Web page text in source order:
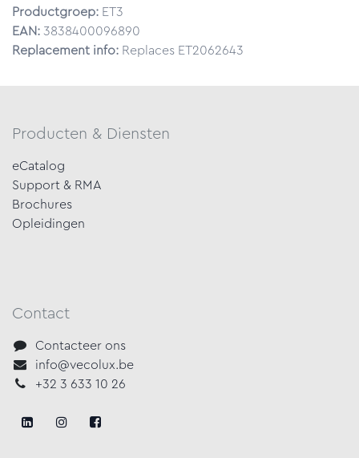
Productgroep: ET3
EAN: 3838400096890
Replacement info: Replaces ET2062643
Producten & Diensten
eCatalog
Support & RMA
Brochures
Opleidingen
Contact
Contacteer ons
info@vecolux.be
+32 3 633 10 26